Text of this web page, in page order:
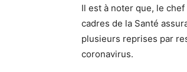
Il est à noter que, le
cadres de la Santé
plusieurs reprises par
coronavirus.